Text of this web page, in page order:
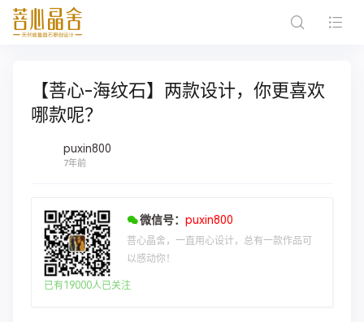
【菩心-海纹石】两款设计，你更喜欢
哪款呢？
puxin800
7年前
微信号： puxin800
菩心晶舍，一直用心设计，总有一款作品可
以感动你！
已有19000人已关注